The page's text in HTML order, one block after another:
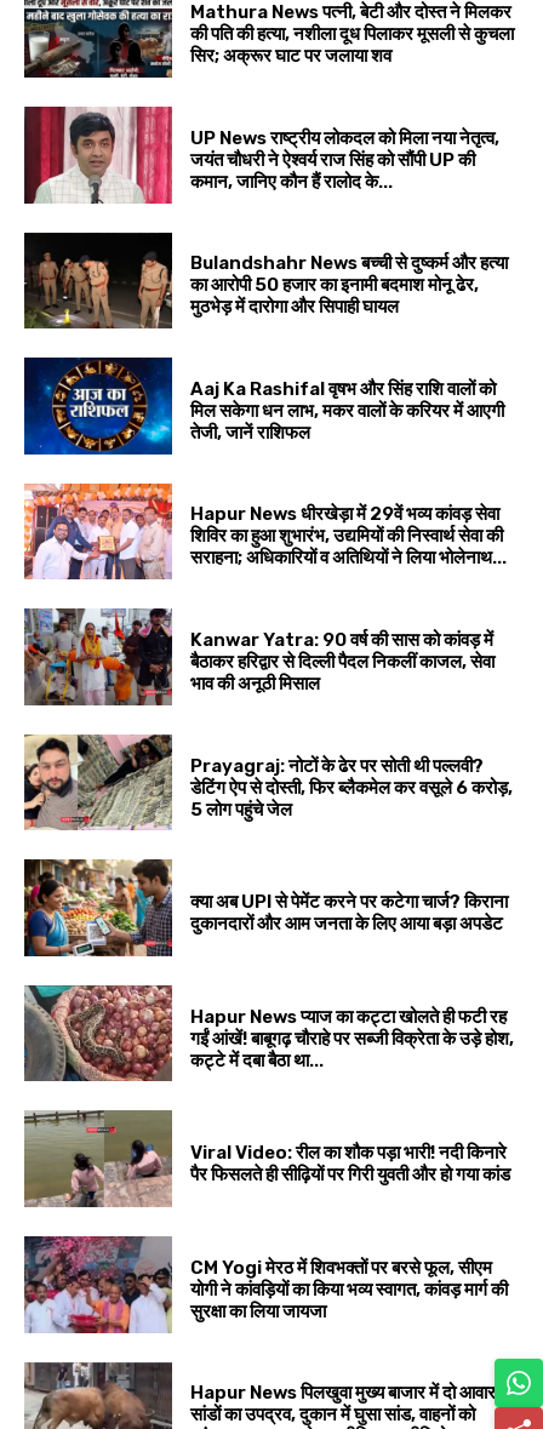
Mathura News पत्नी, बेटी और दोस्त ने मिलकर
की पति की हत्या, नशीला दूध पिलाकर मूसली से कुचला
सिर; अक्रूर घाट पर जलाया शव
UP News राष्ट्रीय लोकदल को मिला नया नेतृत्व,
जयंत चौधरी ने ऐश्वर्य राज सिंह को सौंपी UP की
कमान, जानिए कौन हैं रालोद के...
Bulandshahr News बच्ची से दुष्कर्म और हत्या
का आरोपी 50 हजार का इनामी बदमाश मोनू ढेर,
मुठभेड़ में दारोगा और सिपाही घायल
Aaj Ka Rashifal वृषभ और सिंह राशि वालों को
मिल सकेगा धन लाभ, मकर वालों के करियर में आएगी
तेजी, जानें राशिफल
Hapur News धीरखेड़ा में 29वें भव्य कांवड़ सेवा
शिविर का हुआ शुभारंभ, उद्यमियों की निस्वार्थ सेवा की
सराहना; अधिकारियों व अतिथियों ने लिया भोलेनाथ...
Kanwar Yatra: 90 वर्ष की सास को कांवड़ में
बैठाकर हरिद्वार से दिल्ली पैदल निकलीं काजल, सेवा
भाव की अनूठी मिसाल
Prayagraj: नोटों के ढेर पर सोती थी पल्लवी?
डेटिंग ऐप से दोस्ती, फिर ब्लैकमेल कर वसूले ₹6 करोड़,
5 लोग पहुंचे जेल
क्या अब UPI से पेमेंट करने पर कटेगा चार्ज? किराना
दुकानदारों और आम जनता के लिए आया बड़ा अपडेट
Hapur News प्याज का कट्टा खोलते ही फटी रह
गईं आंखें! बाबूगढ़ चौराहे पर सब्जी विक्रेता के उड़े होश,
कट्टे में दबा बैठा था...
Viral Video: रील का शौक पड़ा भारी! नदी किनारे
पैर फिसलते ही सीढ़ियों पर गिरी युवती और हो गया कांड
CM Yogi मेरठ में शिवभक्तों पर बरसे फूल, सीएम
योगी ने कांवड़ियों का किया भव्य स्वागत, कांवड़ मार्ग की
सुरक्षा का लिया जायजा
Hapur News पिलखुवा मुख्य बाजार में दो आवारा
सांडों का उपद्रव, दुकान में घुसा सांड, वाहनों को